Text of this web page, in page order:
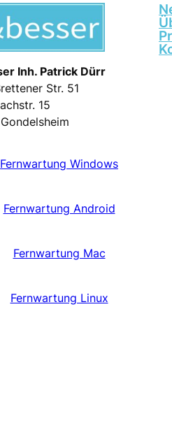
Inh. Patrick Dürr
Str. 51
15
Fernwartung Windows
Fernwartung Android
Fernwartung Mac
Fernwartung Linux